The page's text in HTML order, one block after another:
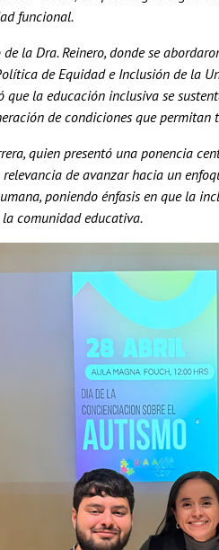
funcional.
la Dra. Reinero, donde se
de Equidad e Inclusión de la
que la educación inclusiva se
de condiciones que
quien presentó una ponencia
de avanzar hacia un
poniendo énfasis en que la
comunidad educativa.